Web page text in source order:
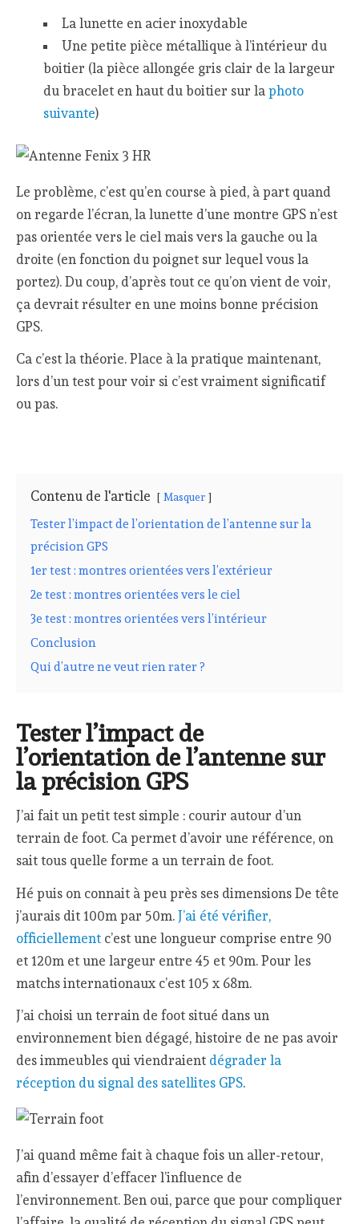
La lunette en acier inoxydable
Une petite pièce métallique à l’intérieur du
boitier (la pièce allongée gris clair de la largeur
du bracelet en haut du boitier sur la photo
suivante)
Le problème, c’est qu’en course à pied, à part quand
on regarde l’écran, la lunette d’une montre GPS n’est
pas orientée vers le ciel mais vers la gauche ou la
droite (en fonction du poignet sur lequel vous la
portez). Du coup, d’après tout ce qu’on vient de voir,
ça devrait résulter en une moins bonne précision
GPS.
Ca c’est la théorie. Place à la pratique maintenant,
lors d’un test pour voir si c’est vraiment significatif
ou pas.
Contenu de l'article Masquer
Tester l’impact de l’orientation de l’antenne sur la
précision GPS
1er test : montres orientées vers l’extérieur
2e test : montres orientées vers le ciel
3e test : montres orientées vers l’intérieur
Conclusion
Qui d’autre ne veut rien rater ?
Tester l’impact de
l’orientation de l’antenne sur
la précision GPS
J’ai fait un petit test simple : courir autour d’un
terrain de foot. Ca permet d’avoir une référence, on
sait tous quelle forme a un terrain de foot.
Hé puis on connait à peu près ses dimensions De tête
j’aurais dit 100m par 50m.J’ai été vérifier,
officiellement c’est une longueur comprise entre 90
et 120m et une largeur entre 45 et 90m. Pour les
matchs internationaux c’est 105 x 68m.
J’ai choisi un terrain de foot situé dans un
environnement bien dégagé, histoire de ne pas avoir
des immeubles qui viendraient dégrader la
réception du signal des satellites GPS.
J’ai quand même fait à chaque fois un aller-retour,
afin d’essayer d’effacer l’influence de
l’environnement. Ben oui, parce que pour compliquer